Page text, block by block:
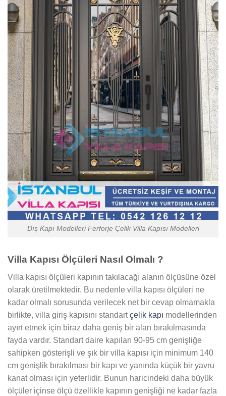
Dış Kapı Modelleri Ferforje Çelik Villa Kapısı Modelleri
Villa Kapısı Ölçüleri Nasıl Olmalı ?
Villa kapısı ölçüleri kapının takılacağı alanın ölçüsüne özel
olarak üretilmektedir. Bu nedenle villa kapısı ölçüleri ne
kadar olmalı sorusunda verilecek net bir cevap olmamakla
birlikte, villa giriş kapısını standartçelik kapı modellerinden
ayırt etmek için biraz daha geniş bir alan bırakılmasında
fayda vardır. Standart daire kapıları 90-95 cm genişliğe
sahipken gösterişli ve şık bir villa kapısı için minimum 140
cm genişlik bırakılması bir kapı ve yanında küçük bir yavru
kanat olması için yeterlidir. Bunun haricindeki daha büyük
ölçüler içinse ölçü özellikle kapının genişliği ne kadar fazla